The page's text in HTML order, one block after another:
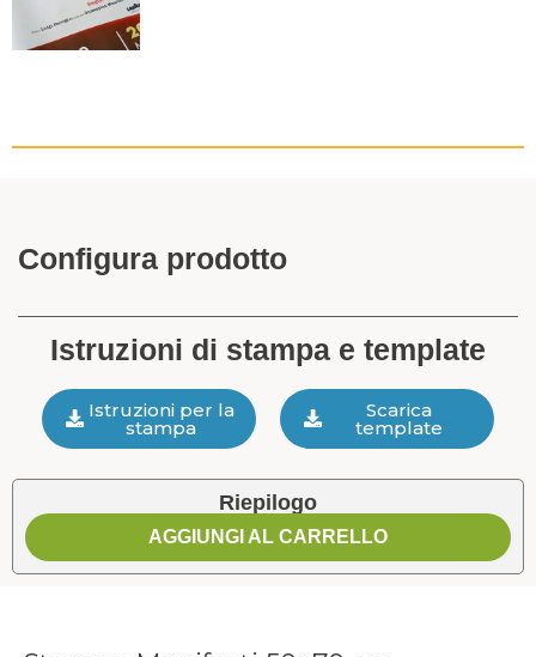
Configura prodotto
Istruzioni di stampa e template
Istruzioni per la
stampa
Scarica
template
Riepilogo
AGGIUNGI AL CARRELLO